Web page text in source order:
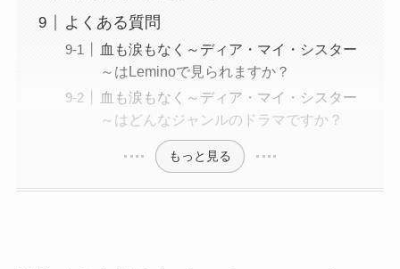
よくある質問
血も涙もなく～ディア・マイ・シスター
～はLeminoで見られますか？
血も涙もなく～ディア・マイ・シスター
～はどんなジャンルのドラマですか？
もっと見る